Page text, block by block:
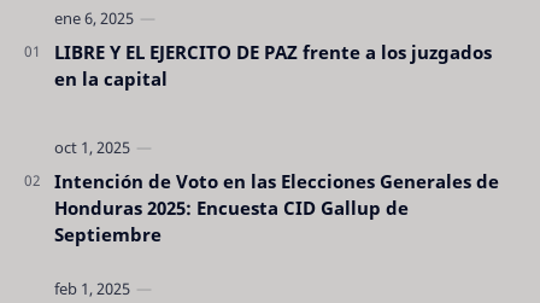
LIBRE Y EL EJERCITO DE PAZ frente a los juzgados
en la capital
Intención de Voto en las Elecciones Generales de
Honduras 2025: Encuesta CID Gallup de
Septiembre